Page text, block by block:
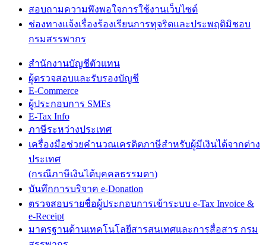
สอบถามความพึงพอใจการใช้งานเว็บไซต์
ช่องทางแจ้งเรื่องร้องเรียนการทุจริตและประพฤติมิชอบ
กรมสรรพากร
สำนักงานบัญชีตัวแทน
ผู้ตรวจสอบและรับรองบัญชี
E-Commerce
ผู้ประกอบการ SMEs
E-Tax Info
ภาษีระหว่างประเทศ
เครื่องมือช่วยคำนวณเครดิตภาษีสำหรับผู้มีเงินได้จากต่าง
ประเทศ
(กรณีภาษีเงินได้บุคคลธรรมดา)
บันทึกการบริจาค e-Donation
ตรวจสอบรายชื่อผู้ประกอบการเข้าระบบ e-Tax Invoice &
e-Receipt
มาตรฐานด้านเทคโนโลยีสารสนเทศและการสื่อสาร กรม